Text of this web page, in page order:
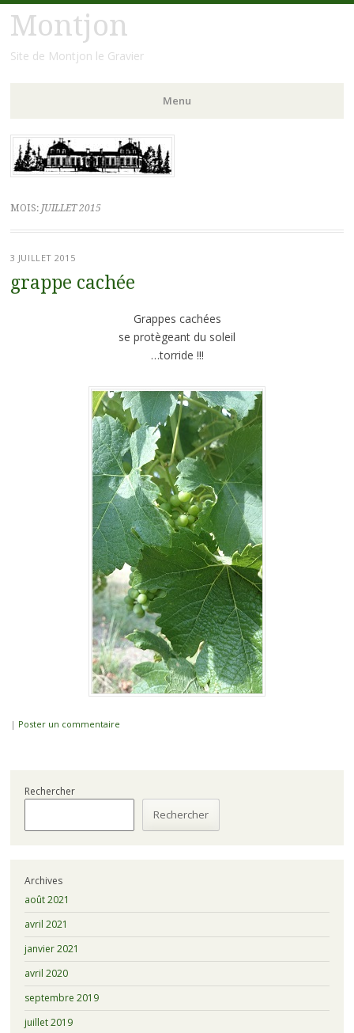
Montjon
Site de Montjon le Gravier
Menu
Aller
au
contenu
principal
MOIS: JUILLET 2015
3 JUILLET 2015
grappe cachée
Grappes cachées
se protègeant du soleil
…torride !!!
| Poster un commentaire
Rechercher
Rechercher
Archives
août 2021
avril 2021
janvier 2021
avril 2020
septembre 2019
juillet 2019